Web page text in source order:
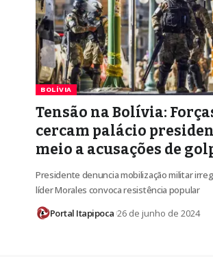
BOLÍVIA
Tensão na Bolívia:
cercam palácio
meio a acusações de
Presidente denuncia mobilização militar
líder Morales convoca resistência popular
Portal Itapipoca 26 de junho de 2024